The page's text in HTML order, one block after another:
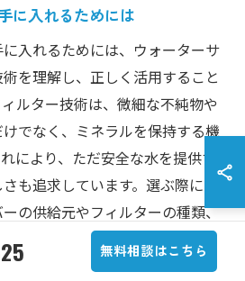
に入れるためには
入れるためには、ウォーターサ
を理解し、正しく活用すること
ルター技術は、微細な不純物や
でなく、ミネラルを保持する機
により、ただ安全な水を提供す
も追求しています。選ぶ際に
の供給元やフィルターの種類、
の充実度を確認することが大切で
イフスタイルや使用頻度に応じた
無料相談はこちら